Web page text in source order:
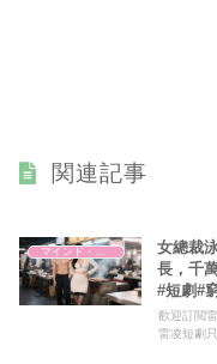
関連記事
マインド・哲学
女總裁
長，千
#短劇#
歡迎訂閲
雷凌短劇